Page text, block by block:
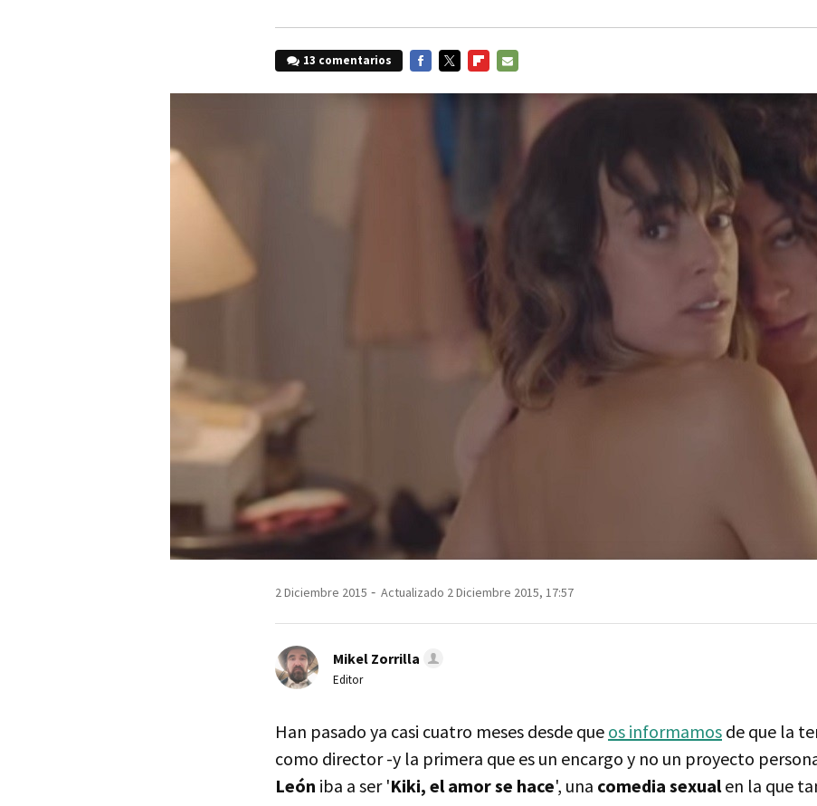
13 comentarios
2 Diciembre 2015 Actualizado 2 Diciembre 2015, 17:57
Mikel Zorrilla
Editor
Han pasado ya casi cuatro meses desde que os informamos de que la
como director -y la primera que es un encargo y no un proyecto
León iba a ser 'Kiki, el amor se hace', una comedia sexualen la que